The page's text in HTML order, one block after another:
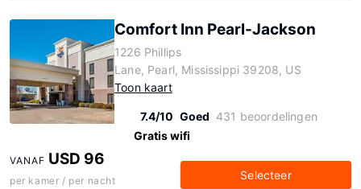
Comfort Inn Pearl-Jackson
1226 Phillips
Lane, Pearl, Mississippi 39208, US
Toon kaart
7.4/10 Goed 431 beoordelingen
Gratis wifi
VANAF USD 96
per kamer / per nacht Selecteer